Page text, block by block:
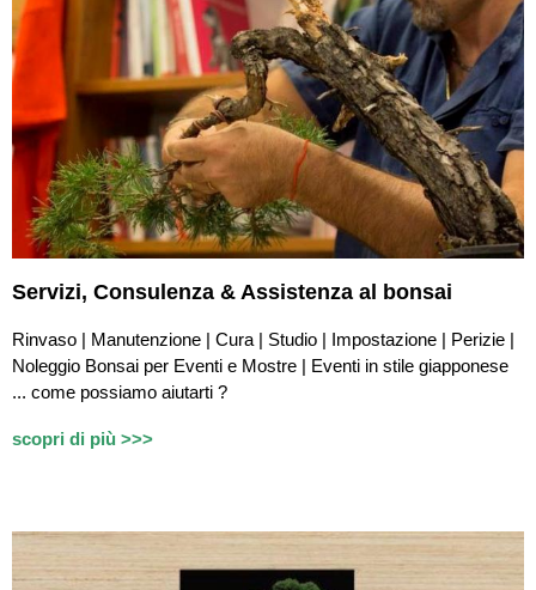
Servizi, Consulenza & Assistenza al bonsai
Rinvaso | Manutenzione | Cura | Studio | Impostazione | Perizie |
Noleggio Bonsai per Eventi e Mostre | Eventi in stile giapponese
... come possiamo aiutarti ?
scopri di più >>>